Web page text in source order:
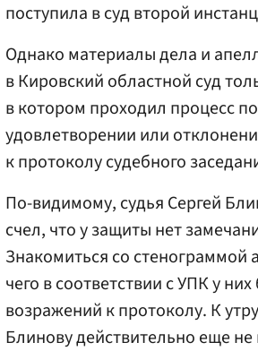
поступила в суд второй
Однако материалы дела и
в Кировский областной суд
в котором проходил процесс
удовлетворении или
к протоколу судебного
По-видимому, судья Сергей
счел, что у защиты нет
Знакомиться со стенограммой
чего в соответствии с УПК у
возражений к протоколу. К
Блинову действительно еще